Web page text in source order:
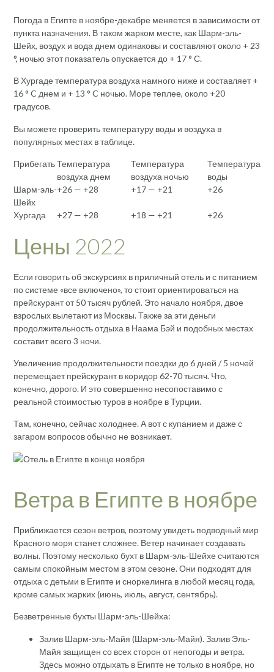
Погода в Египте в ноябре-декабре меняется в зависимости от
пункта назначения. В таком жарком месте, как Шарм-эль-
Шейх, воздух и вода днем ​​одинаковы и составляют около + 23
°, ночью этот показатель опускается до + 17 ° С.
В Хургаде температура воздуха намного ниже и составляет +
16 ° C днем ​​и + 13 ° C ночью. Море теплее, около +20
градусов.
Вы можете проверить температуру воды и воздуха в
популярных местах в таблице.
ПрибегатьТемпература
воздуха днем
Температура
воздуха ночью
Температура
воды
Шарм-эль-
Шейх
+26 — +28 +17 — +21 +26
Хургада +27 — +28 +18 — +21 +26
Цены 2022
Если говорить об экскурсиях в приличный отель и с питанием
по системе «все включено», то стоит ориентироваться на
прейскурант от 50 тысяч рублей. Это начало ноября, двое
взрослых вылетают из Москвы. Также за эти деньги
продолжительность отдыха в Наама Бэй и подобных местах
составит всего 3 ночи.
Увеличение продолжительности поездки до 6 дней / 5 ночей
перемещает прейскурант в коридор 62-70 тысяч. Что,
конечно, дорого. И это совершенно несопоставимо с
реальной стоимостью туров в ноябре в Турции.
Там, конечно, сейчас холоднее. А вот с купанием и даже с
загаром вопросов обычно не возникает.
Ветра в Египте в ноябре
Приближается сезон ветров, поэтому увидеть подводный мир
Красного моря станет сложнее. Ветер начинает создавать
волны. Поэтому несколько бухт в Шарм-эль-Шейхе считаются
самым спокойным местом в этом сезоне. Они подходят для
отдыха с детьми в Египте и сноркелинга в любой месяц года,
кроме самых жарких (июнь, июль, август, сентябрь).
Безветренные бухты Шарм-эль-Шейха:
Залив Шарм-эль-Майя (Шарм-эль-Майя). Залив Эль-
Майя защищен со всех сторон от непогоды и ветра.
Здесь можно отдыхать в Египте не только в ноябре, но